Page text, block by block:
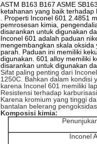
ASTM B163 B167 ASME
ketahanan yang baik terhadap
Properti Inconel 601 2.4851
pemrosesan kimia,
disarankan untuk digunakan
Inconel 601 adalah paduan
mengembangkan skala
parah.
Paduan ini memiliki
digunakan. 601 alloy memiliki
disarankan untuk digunakan
Sifat paling penting dari
1250C. Bahkan dalam kondisi
karena Inconel 601 memiliki
Resistensi terhadap
Karena kromium yang tinggi
bantalan belerang
Komposisi kimia:
Inconel